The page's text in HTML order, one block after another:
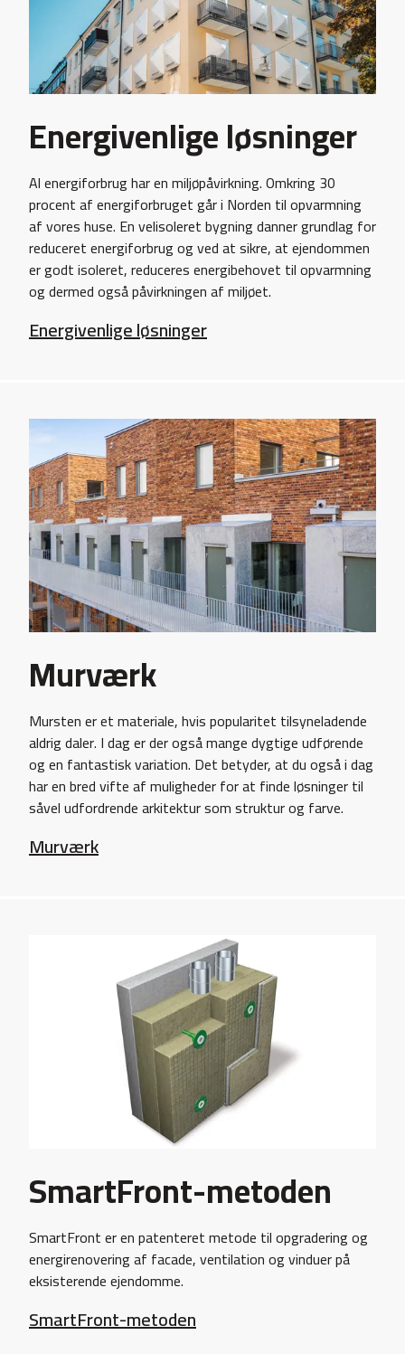
Energivenlige løsninger
Al energiforbrug har en miljøpåvirkning. Omkring 30
procent af energiforbruget går i Norden til opvarmning
af vores huse. En velisoleret bygning danner grundlag for
reduceret energiforbrug og ved at sikre, at ejendommen
er godt isoleret, reduceres energibehovet til opvarmning
og dermed også påvirkningen af ​​miljøet.
Energivenlige løsninger
Murværk
Mursten er et materiale, hvis popularitet tilsyneladende
aldrig daler. I dag er der også mange dygtige udførende
og en fantastisk variation. Det betyder, at du også i dag
har en bred vifte af muligheder for at finde løsninger til
såvel udfordrende arkitektur som struktur og farve.
Murværk
SmartFront-metoden
SmartFront er en patenteret metode til opgradering og
energirenovering af facade, ventilation og vinduer på
eksisterende ejendomme.
SmartFront-metoden